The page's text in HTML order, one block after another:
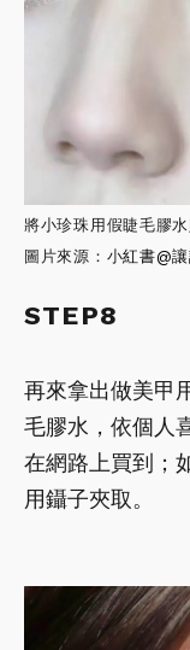
STEP8
再來拿出做美甲
毛膠水，依個人
在網路上買到；
用鑷子夾取。
將小珍珠用假睫毛膠水
圖片來源：小紅書@